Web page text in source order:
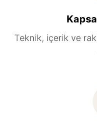
Teknik, içerik ve